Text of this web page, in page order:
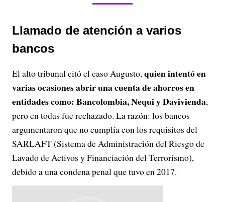
Llamado de atención a varios
bancos
El alto tribunal citó el caso Augusto,quien intentó en
varias ocasiones abrir una cuenta de ahorros en
entidades como: Bancolombia, Nequi y Davivienda,
pero en todas fue rechazado. La razón: los bancos
argumentaron que no cumplía con los requisitos del
SARLAFT (Sistema de Administración del Riesgo de
Lavado de Activos y Financiación del Terrorismo),
debido a una condena penal que tuvo en 2017.